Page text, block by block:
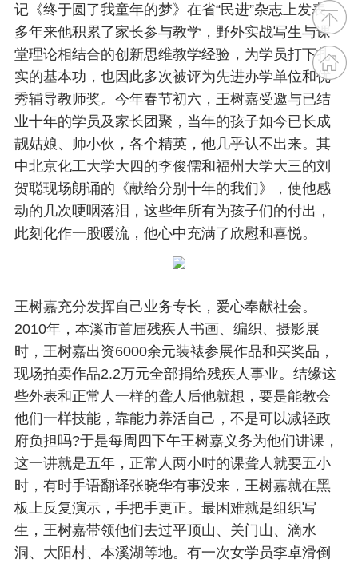
记《终于圆了我童年的梦》在省“民进”杂志上发表。
多年来他积累了家长参与教学，野外实战写生与课
堂理论相结合的创新思维教学经验，为学员打下扎
实的基本功，也因此多次被评为先进办学单位和优
秀辅导教师奖。今年春节初六，王树嘉受邀与已结
业十年的学员及家长团聚，当年的孩子如今已长成
靓姑娘、帅小伙，各个精英，他几乎认不出来。其
中北京化工大学大四的李俊儒和福州大学大三的刘
贺聪现场朗诵的《献给分别十年的我们》，使他感
动的几次哽咽落泪，这些年所有为孩子们的付出，
此刻化作一股暖流，他心中充满了欣慰和喜悦。
王树嘉充分发挥自己业务专长，爱心奉献社会。
2010年，本溪市首届残疾人书画、编织、摄影展
时，王树嘉出资6000余元装裱参展作品和买奖品，
现场拍卖作品2.2万元全部捐给残疾人事业。结缘这
些外表和正常人一样的聋人后他就想，要是能教会
他们一样技能，靠能力养活自己，不是可以减轻政
府负担吗?于是每周四下午王树嘉义务为他们讲课，
这一讲就是五年，正常人两小时的课聋人就要五小
时，有时手语翻译张晓华有事没来，王树嘉就在黑
板上反复演示，手把手更正。最困难就是组织写
生，王树嘉带领他们去过平顶山、关门山、滴水
洞、大阳村、本溪湖等地。有一次女学员李卓滑倒